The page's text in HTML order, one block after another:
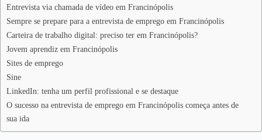
Entrevista via chamada de vídeo em Francinópolis
Sempre se prepare para a entrevista de emprego em Francinópolis
Carteira de trabalho digital: preciso ter em Francinópolis?
Jovem aprendiz em Francinópolis
Sites de emprego
Sine
LinkedIn: tenha um perfil profissional e se destaque
O sucesso na entrevista de emprego em Francinópolis começa antes de
sua ida